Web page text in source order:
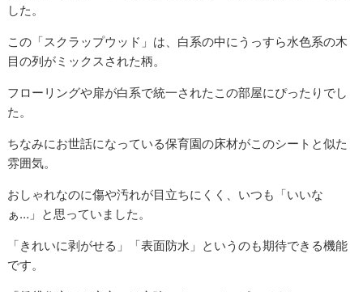
した。
この「スクラップウッド」は、白系の中にうっすら水色系の木
目の列がミックスされた柄。
フローリングや扉が白系で統一されたこの部屋にぴったりでし
た。
ちなみにお世話になっている保育園の床材がこのシートと似た
雰囲気。
おしゃれなのに傷や汚れが目立ちにくく、いつも「いいな
ぁ…」と思っていました。
「きれいに剥がせる」「表面防水」というのも期待できる機能
です。